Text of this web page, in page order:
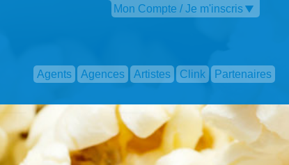
Mon Compte / Je m'inscris
Agents Agences Artistes Clink Partenaires